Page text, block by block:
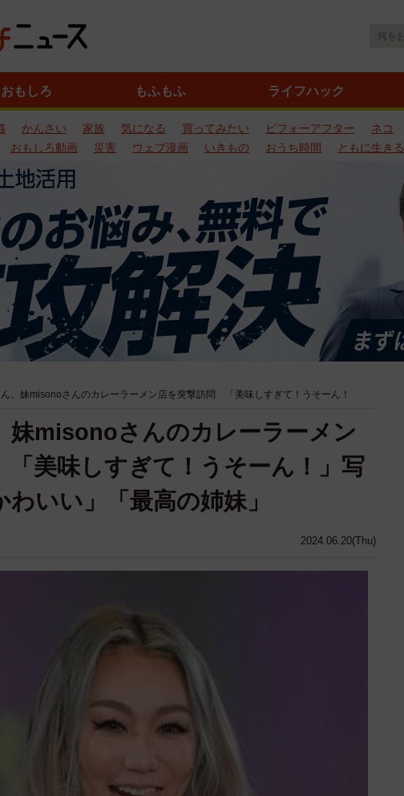
おもしろ もふもふ ライフハック
かんさい 家族 気になる 買ってみたい ビフォーアフター ネコ
おもしろ動画 災害 ウェブ漫画 いきもの おうち時間 ともに生きる
、妹misonoさんのカレーラーメン店を突撃訪問 「美味しすぎて！うそーん！
2024.06.20(Thu)
妹misonoさんのカレーラーメン
美味しすぎて！うそーん！」写
いい」「最高の姉妹」